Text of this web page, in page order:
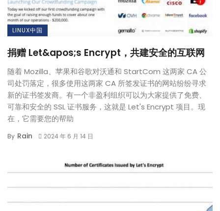
LINUX中国
捐赠 Let&apos;s Encrypt，共建安全的互联网
随着 Mozilla、苹果和谷歌对沃通和 StartCom 这两家 CA 公
司处罚落定，很多使用这两家 CA 所签发证书的网站纷纷寻求
新的证书签发商。有一个非盈利组织可以为大家提供了免费、
可靠和安全的 SSL 证书服务，这就是 Let's Encrypt 项目。现
在，它需要您的帮助
By Rain 2024 年 6 月 14 日